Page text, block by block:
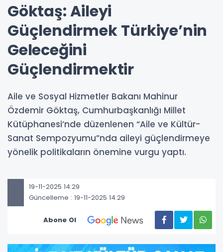
Göktaş: Aileyi
Güçlendirmek Türkiye’nin
Geleceğini
Güçlendirmektir
Aile ve Sosyal Hizmetler Bakanı Mahinur
Özdemir Göktaş, Cumhurbaşkanlığı Millet
Kütüphanesi’nde düzenlenen “Aile ve Kültür-
Sanat Sempozyumu”nda aileyi güçlendirmeye
yönelik politikaların önemine vurgu yaptı.
19-11-2025 14:29
Güncelleme : 19-11-2025 14:29
Abone Ol